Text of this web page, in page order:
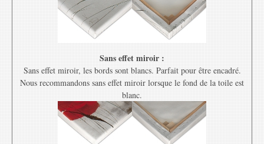
Sans effet miroir :
Sans effet miroir, les bords sont blancs. Parfait pour être encadré.
Nous recommandons sans effet miroir lorsque le fond de la toile est
blanc.